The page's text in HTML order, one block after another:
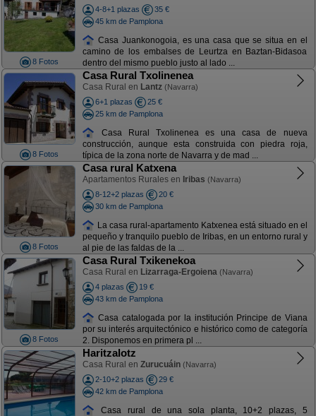
8 Fotos
4-8+1 plazas
35 €
45 km de Pamplona
Casa Juankonogoia, es una casa que se situa en el
camino de los embalses de Leurtza en Baztan-Bidasoa
dentro del mismo pueblo justo al lado ...
8 Fotos
Casa Rural Txolinenea
Casa Rural en Lantz (Navarra)
6+1 plazas
25 €
25 km de Pamplona
Casa Rural Txolinenea es una casa de nueva
construcción, aunque esta construida con piedra roja,
típica de la zona norte de Navarra y de mad ...
8 Fotos
Casa rural Katxena
Apartamentos Rurales en Iribas (Navarra)
8-12+2 plazas
20 €
30 km de Pamplona
La casa rural-apartamento Katxenea está situado en el
pequeño y tranquilo pueblo de Iribas, en un entorno rural y
al pie de las faldas de la ...
8 Fotos
Casa Rural Txikenekoa
Casa Rural en Lizarraga-Ergoiena (Navarra)
4 plazas
19 €
43 km de Pamplona
Casa catalogada por la institución Principe de Viana
por su interés arquitectónico e histórico como de categoría
2. Disponemos en primera pl ...
Haritzalotz
Casa Rural en Zurucuáin (Navarra)
2-10+2 plazas
29 €
42 km de Pamplona
Casa rural de una sola planta, 10+2 plazas, 5